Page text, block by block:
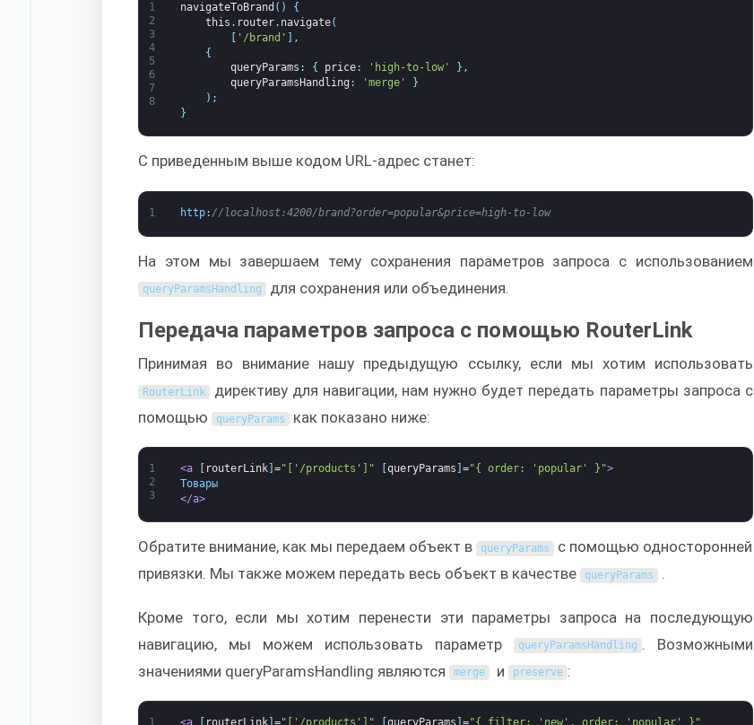
1
2
3
4
5
6
7
8
navigateToBrand ( )
{
this . router. navigate(
[ '/brand' ] ,
{
queryParams : { price: 'high-to-low' } ,
queryParamsHandling : 'merge'
}
) ;
}
С приведенным выше кодом URL-адрес станет:
1 http: //localhost:4200/brand?order=popular&price=high-to-low
На этом мы завершаем тему сохранения параметров запроса с использованием
queryParamsHandling для сохранения или объединения.
Передача параметров запроса с помощью RouterLink
Принимая во внимание нашу предыдущую ссылку, если мы хотим использовать
RouterLink директиву для навигации, нам нужно будет передать параметры запроса с
помощью queryParams как показано ниже:
1
2
3
<a routerLink] ="['/products']" queryParams ="{ order: 'popular' }">
Товары
</a>
Обратите внимание, как мы передаем объект в queryParams с помощью односторонней
привязки. Мы также можем передать весь объект в качестве queryParams .
Кроме того, если мы хотим перенести эти параметры запроса на последующую
навигацию, мы можем использовать параметр queryParamsHandling . Возможными
значениями queryParamsHandling являются merge и preserve :
1 <a routerLink] ="['/products']" queryParams ="{ filter: 'new', order: 'popular' }"